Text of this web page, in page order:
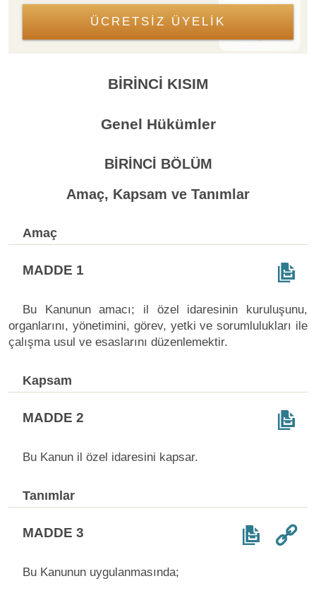
ÜCRETSİZ ÜYELİK
BİRİNCİ KISIM
Genel Hükümler
BİRİNCİ BÖLÜM
Amaç, Kapsam ve Tanımlar
Amaç
MADDE 1
Bu Kanunun amacı; il özel idaresinin kuruluşunu,
organlarını, yönetimini, görev, yetki ve sorumlulukları ile
çalışma usul ve esaslarını düzenlemektir.
Kapsam
MADDE 2
Bu Kanun il özel idaresini kapsar.
Tanımlar
MADDE 3
Bu Kanunun uygulanmasında;